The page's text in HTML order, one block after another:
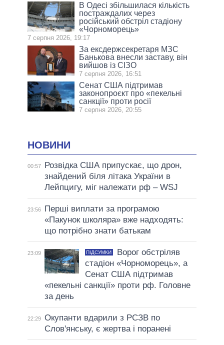
В Одесі збільшилася кількість
постраждалих через
російський обстріл стадіону
«Чорноморець»
7 серпня 2026, 19:17
За ексдержсекретаря МЗС
Банькова внесли заставу, він
вийшов із СІЗО
7 серпня 2026, 16:51
Сенат США підтримав
законопроєкт про «пекельні
санкції» проти росії
7 серпня 2026, 20:55
НОВИНИ
00:57
Розвідка США припускає, що дрон,
знайдений біля літака України в
Лейпцигу, міг належати рф – WSJ
23:56
Перші виплати за програмою
«Пакунок школяра» вже надходять:
що потрібно знати батькам
23:09 ПІДСУМКИ
Ворог обстріляв
стадіон «Чорноморець», а
Сенат США підтримав
«пекельні санкції» проти рф. Головне
за день
22:29 Окупанти вдарили з РСЗВ по
Слов'янську, є жертва і поранені